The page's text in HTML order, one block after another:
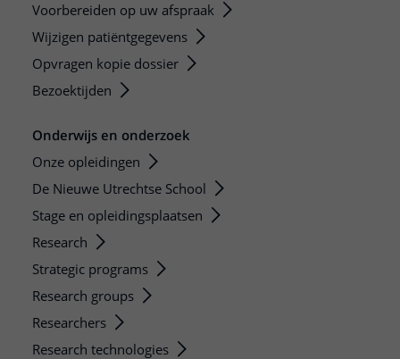
Voorbereiden op uw afspraak
Wijzigen patiëntgegevens
Opvragen kopie dossier
Bezoektijden
Onderwijs en onderzoek
Onze opleidingen
De Nieuwe Utrechtse School
Stage en opleidingsplaatsen
Research
Strategic programs
Research groups
Researchers
Research technologies